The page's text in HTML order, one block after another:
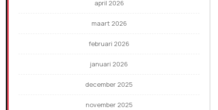
april 2026
maart 2026
februari 2026
januari 2026
december 2025
november 2025